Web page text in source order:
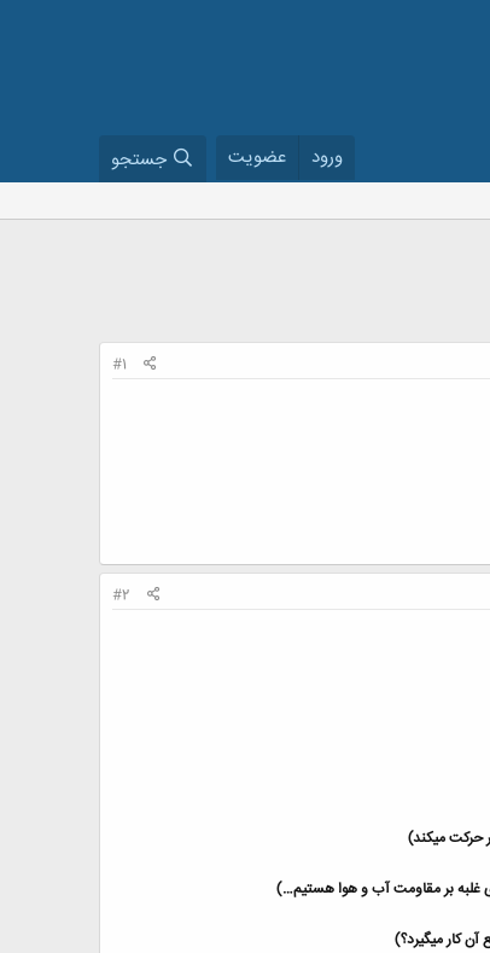
ورود عضویت جستجو
#1
#2
حرکت میکند)
غلبه بر مقاومت آب و هوا هستیم…)
کار میگیرد؟)